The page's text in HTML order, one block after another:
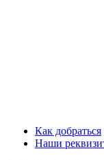
Как добраться
Наши